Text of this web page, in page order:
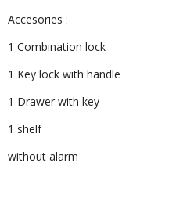
Accesories :
1 Combination lock
1 Key lock with handle
1 Drawer with key
1 shelf
without alarm